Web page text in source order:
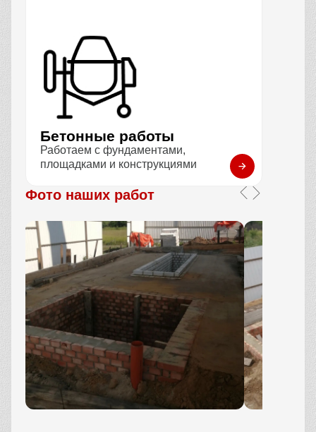
Бетонные работы
Работаем с фундаментами,
площадками и конструкциями
Фото наших работ